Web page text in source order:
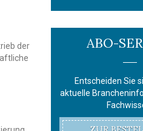
der
ABO-
Entscheiden Sie
aktuelle